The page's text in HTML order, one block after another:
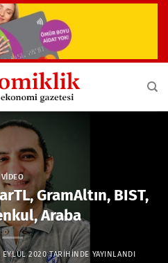
VIDEO
GramAltın, BIST,
Araba
EYLÜL 2020TARIHINDE YAYINLANDI